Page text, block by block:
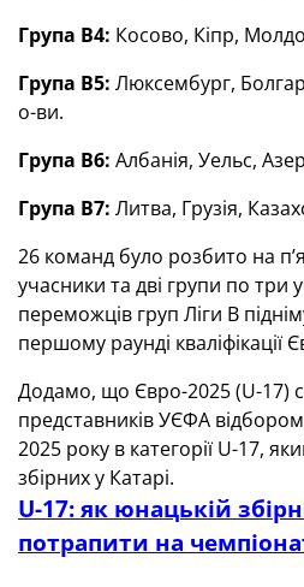
Група В4: Косово, Кіпр,
Група В5: Люксембург,
о-ви.
Група В6: Албанія, Уельс,
Група В7: Литва, Грузія,
26 команд було розбито на
учасники та дві групи по три
переможців груп Ліги B
першому раунді кваліфікації
Додамо, що Євро-2025 (U-17)
представників УЄФА
2025 року в категорії U-17,
збірних у Катарі.
U-17: як юнацькій
потрапити на